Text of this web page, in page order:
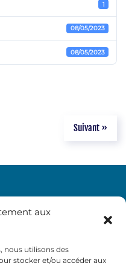
aux
nous utilisons des
stocker et/ou accéder aux
1
08/05/2023
08/05/2023
Suivant »